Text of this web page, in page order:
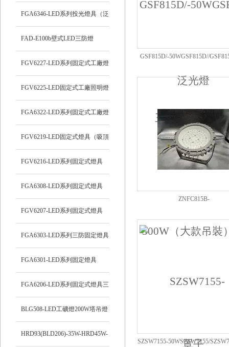
FGA6346-LED系列投光燈具（泛
光燈）
FAD-E100b壁式LED三防燈
FGV6227-LED系列固定式工廠燈
FGV6225-LED固定式工廠照明燈
FGA6322-LED系列固定式工廠燈
FGV6219-LED固定式燈具（吸頂
燈）
FGV6216-LED系列固定式燈具
FGA6308-LED系列固定式燈具
FGV6207-LED系列固定式燈具
FGA6303-LED系列三防固定燈具
FGA6301-LED系列固定燈具
FGA6206-LED系列固定式燈具三
防平臺燈
BLG508-LED工礦燈200W塔吊燈
HRD93(BLD206)-35W-HRD45W-
GSF815D/-50WGSF815D//
ZNFC815B-
燈/160-240W
SZSW7155-50WSZSW7155/